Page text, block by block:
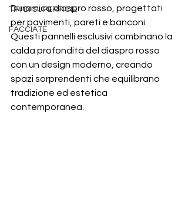
TIPI DI SUPERFICIE
FACCIATE
Duramica diaspro rosso, progettati
per pavimenti, pareti e banconi.
Questi pannelli esclusivi combinano la
calda profondità del diaspro rosso
con un design moderno, creando
spazi sorprendenti che equilibrano
tradizione ed estetica
contemporanea.